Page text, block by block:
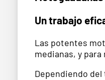
Un trabajo
Las potentes
medianas, y para
Dependiendo